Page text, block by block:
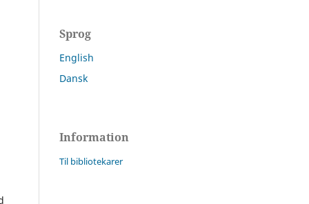
Sprog
English
Dansk
Information
Til bibliotekarer